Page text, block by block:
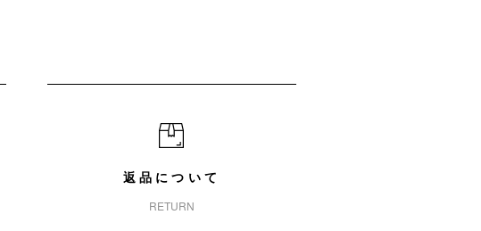
返品について
RETURN